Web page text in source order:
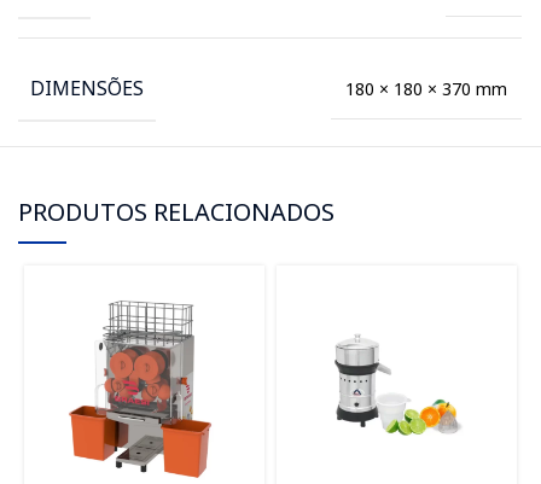
DIMENSÕES 180 × 180 × 370 mm
PRODUTOS RELACIONADOS